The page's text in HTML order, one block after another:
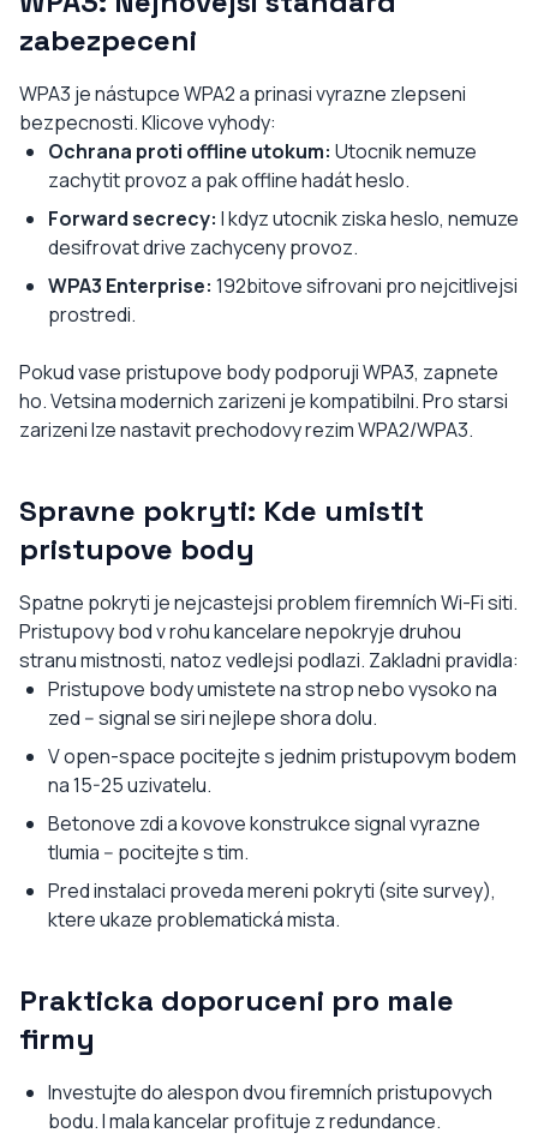
zabezpeceni
WPA3 je nástupce WPA2 a prinasi vyrazne zlepseni
bezpecnosti. Klicove vyhody:
Ochrana proti offline utokum: Utocnik nemuze
zachytit provoz a pak offline hadát heslo.
Forward secrecy: I kdyz utocnik ziska heslo, nemuze
desifrovat drive zachyceny provoz.
WPA3 Enterprise: 192bitove sifrovani pro nejcitlivejsi
prostredi.
Pokud vase pristupove body podporuji WPA3, zapnete
ho. Vetsina modernich zarizeni je kompatibilni. Pro starsi
zarizeni lze nastavit prechodovy rezim WPA2/WPA3.
Spravne pokryti: Kde umistit
pristupove body
Spatne pokryti je nejcastejsi problem firemních Wi-Fi siti.
Pristupovy bod v rohu kancelare nepokryje druhou
stranu mistnosti, natoz vedlejsi podlazi. Zakladni pravidla:
Pristupove body umistete na strop nebo vysoko na
zed -- signal se siri nejlepe shora dolu.
V open-space pocitejte s jednim pristupovym bodem
na 15-25 uzivatelu.
Betonove zdi a kovove konstrukce signal vyrazne
tlumia -- pocitejte s tim.
Pred instalaci proveda mereni pokryti (site survey),
ktere ukaze problematická mista.
Prakticka doporuceni pro male
firmy
Investujte do alespon dvou firemních pristupovych
bodu. I mala kancelar profituje z redundance.